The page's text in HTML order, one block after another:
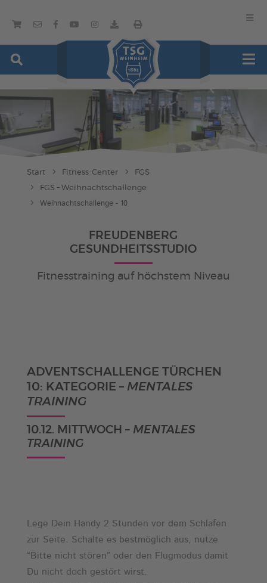
Start Fitness-Center
FGS
FGS – Weihnachtschallenge
Weihnachtschallenge - 10
FREUDENBERG
GESUNDHEITSSTUDIO
Fitnesstraining auf höchstem Niveau
ADVENTSCHALLENGE TÜRCHEN
10: KATEGORIE – MENTALES
TRAINING
10.12. MITTWOCH – MENTALES
TRAINING
Lege Dein Handy 2 Stunden vor dem Schlafen
zur Seite. Schalte es bestmöglich aus, nutze
“Bitte nicht stören” oder den Flugmodus damit
Du nicht doch gestört wirst.